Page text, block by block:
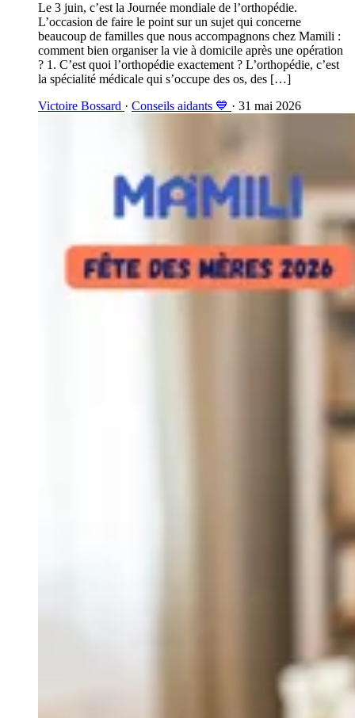
Le 3 juin, c’est la Journée mondiale de l’orthopédie.
L’occasion de faire le point sur un sujet qui concerne
beaucoup de familles que nous accompagnons chez Mamili :
comment bien organiser la vie à domicile après une opération
? 1. C’est quoi l’orthopédie exactement ? L’orthopédie, c’est
la spécialité médicale qui s’occupe des os, des […]
Victoire Bossard · Conseils aidants 💙 · 31 mai 2026